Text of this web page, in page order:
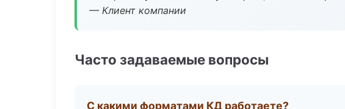
— Клиент компании
Часто задаваемые вопросы
С какими форматами КД работаете?